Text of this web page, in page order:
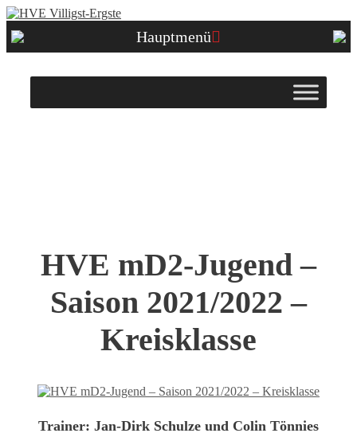
Zum
springen
Hauptmenü
HVE mD2-Jugend –
Saison 2021/2022 –
Kreisklasse
Trainer: Jan-Dirk Schulze und Colin Tönnies